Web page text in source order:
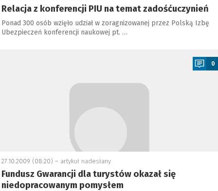
Relacja z konferencji PIU na temat zadośćuczynień
Ponad 300 osób wzięło udział w zoragnizowanej przez Polską Izbę
Ubezpieczeń konferencji naukowej pt. …
0
27.10.2009 (08:20) – artykuł nadesłany
Fundusz Gwarancji dla turystów okazał się
niedopracowanym pomysłem